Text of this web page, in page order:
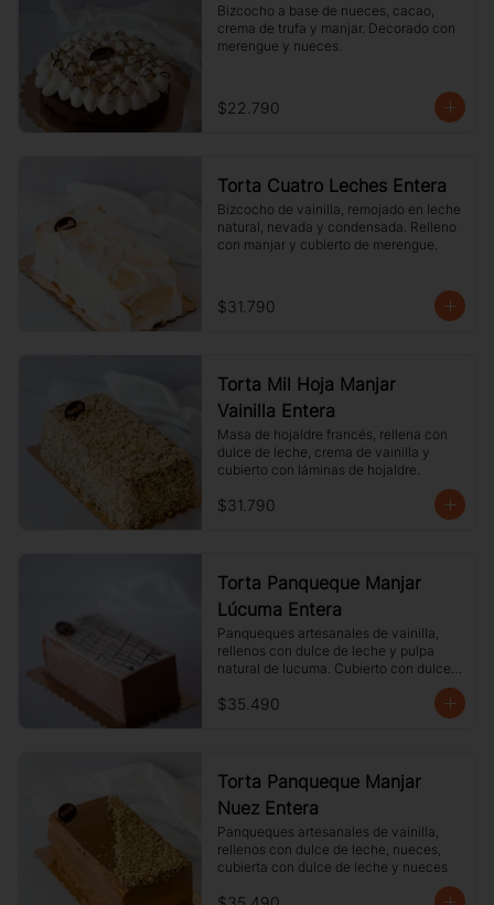
Bizcocho a base de nueces, cacao,
crema de trufa y manjar. Decorado con
merengue y nueces.
$22.790
Torta Cuatro Leches Entera
Bizcocho de vainilla, remojado en leche
natural, nevada y condensada. Relleno
con manjar y cubierto de merengue.
$31.790
Torta Mil Hoja Manjar
Vainilla Entera
Masa de hojaldre francés, rellena con
dulce de leche, crema de vainilla y
cubierto con láminas de hojaldre.
$31.790
Torta Panqueque Manjar
Lúcuma Entera
Panqueques artesanales de vainilla,
rellenos con dulce de leche y pulpa
natural de lucuma. Cubierto con dulce
$35.490
Torta Panqueque Manjar
Nuez Entera
Panqueques artesanales de vainilla,
rellenos con dulce de leche, nueces,
cubierta con dulce de leche y nueces